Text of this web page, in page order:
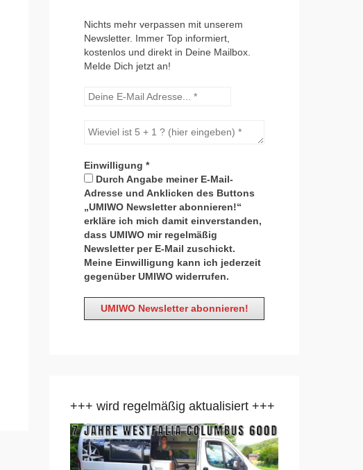
Nichts mehr verpassen mit unserem
Newsletter. Immer Top informiert,
kostenlos und direkt in Deine Mailbox.
Melde Dich jetzt an!
Einwilligung *
Durch Angabe meiner E-Mail-
Adresse und Anklicken des Buttons
„UMIWO Newsletter abonnieren!“
erkläre ich mich damit einverstanden,
dass UMIWO mir regelmäßig
Newsletter per E-Mail zuschickt.
Meine Einwilligung kann ich jederzeit
gegenüber UMIWO widerrufen.
+++ wird regelmäßig aktualisiert +++